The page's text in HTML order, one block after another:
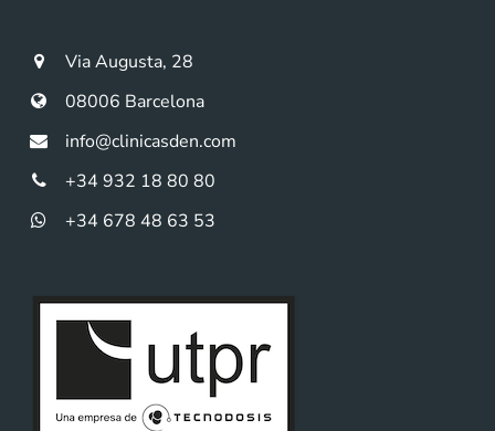
Via Augusta, 28
08006 Barcelona
info@clinicasden.com
+34 932 18 80 80
+34 678 48 63 53